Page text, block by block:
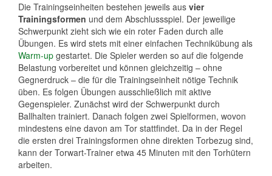
Die Trainingseinheiten bestehen jeweils aus vier
Trainingsformen und dem Abschlussspiel. Der jeweilige
Schwerpunkt zieht sich wie ein roter Faden durch alle
Übungen. Es wird stets mit einer einfachen Technikübung als
Warm-up gestartet. Die Spieler werden so auf die folgende
Belastung vorbereitet und können gleichzeitig – ohne
Gegnerdruck – die für die Trainingseinheit nötige Technik
üben. Es folgen Übungen ausschließlich mit aktive
Gegenspieler. Zunächst wird der Schwerpunkt durch
Ballhalten trainiert. Danach folgen zwei Spielformen, wovon
mindestens eine davon am Tor stattfindet. Da in der Regel
die ersten drei Trainingsformen ohne direkten Torbezug sind,
kann der Torwart-Trainer etwa 45 Minuten mit den Torhütern
arbeiten.